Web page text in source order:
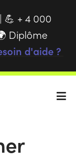
💪 + 4 000
Diplôme
d'aide ?